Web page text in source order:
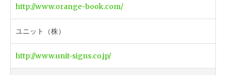
http://www.orange-book.com/
ユニット（株）
http://www.unit-signs.co.jp/